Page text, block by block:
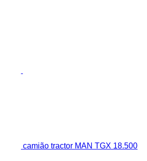
camião tractor MAN TGX 18.500